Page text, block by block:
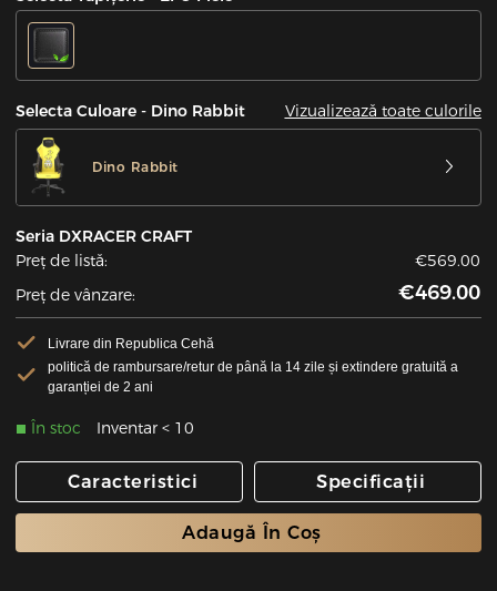
Selecta Culoare - Dino Rabbit Vizualizează toate culorile
Dino Rabbit
Seria DXRACER CRAFT
Preț de listă:
€569.00
Preț de vânzare:
€469.00
Livrare din Republica Cehă
politică de rambursare/retur de până la 14 zile și extindere gratuită a
garanției de 2 ani
În stoc Inventar < 10
Caracteristici Specificații
Adaugă În Coș